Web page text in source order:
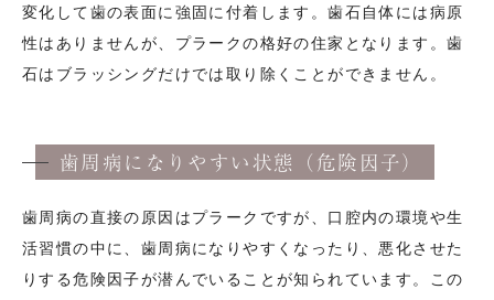
変化して歯の表面に強固に付着します。歯石自体には病原
性はありませんが、プラークの格好の住家となります。歯
石はブラッシングだけでは取り除くことができません。
歯周病になりやすい状態（危険因子）
歯周病の直接の原因はプラークですが、口腔内の環境や生
活習慣の中に、歯周病になりやすくなったり、悪化させた
りする危険因子が潜んでいることが知られています。この